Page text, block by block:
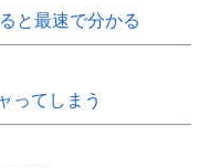
と最速で分かる
ってしまう